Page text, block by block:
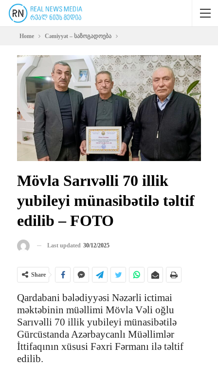
Home Cəmiyyət – საზოგადოება
Mövla Sarıvəlli 70 illik
yubileyi münasibətilə təltif
edilib – FOTO
Last updated 30/12/2025
Share
Qardabani bələdiyyəsi Nəzərli ictimai
məktəbinin müəllimi Mövla Vəli oğlu
Sarıvəlli 70 illik yubileyi münasibətilə
Gürcüstanda Azərbaycanlı Müəllimlər
İttifaqının xüsusi Fəxri Fərmanı ilə təltif
edilib.